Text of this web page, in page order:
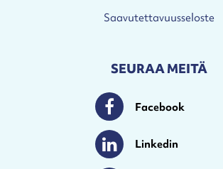
Saavutettavuusseloste
SEURAA MEITÄ
FacebookFacebook
LinkedinLinkedin